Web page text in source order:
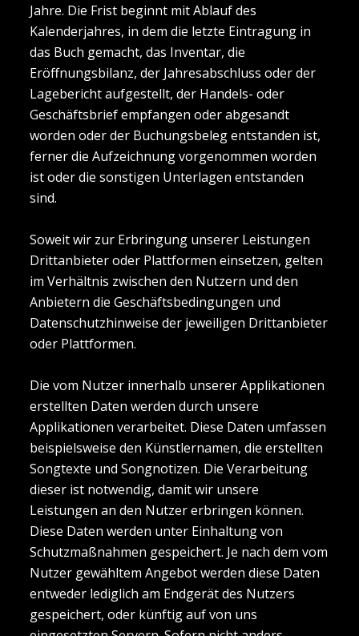
Jahre. Die Frist beginnt mit Ablauf des
Kalenderjahres, in dem die letzte Eintragung in
das Buch gemacht, das Inventar, die
Eröffnungsbilanz, der Jahresabschluss oder der
Lagebericht aufgestellt, der Handels- oder
Geschäftsbrief empfangen oder abgesandt
worden oder der Buchungsbeleg entstanden ist,
ferner die Aufzeichnung vorgenommen worden
ist oder die sonstigen Unterlagen entstanden
sind.
Soweit wir zur Erbringung unserer Leistungen
Drittanbieter oder Plattformen einsetzen, gelten
im Verhältnis zwischen den Nutzern und den
Anbietern die Geschäftsbedingungen und
Datenschutzhinweise der jeweiligen Drittanbieter
oder Plattformen.
Die vom Nutzer innerhalb unserer Applikationen
erstellten Daten werden durch unsere
Applikationen verarbeitet. Diese Daten umfassen
beispielsweise den Künstlernamen, die erstellten
Songtexte und Songnotizen. Die Verarbeitung
dieser ist notwendig, damit wir unsere
Leistungen an den Nutzer erbringen können.
Diese Daten werden unter Einhaltung von
Schutzmaßnahmen gespeichert. Je nach dem vom
Nutzer gewähltem Angebot werden diese Daten
entweder lediglich am Endgerät des Nutzers
gespeichert, oder künftig auf von uns